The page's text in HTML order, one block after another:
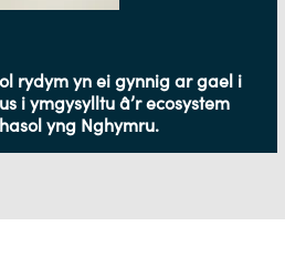
rydym yn ei gynnig ar gael i
i ymgysylltu â’r ecosystem
yng Nghymru.